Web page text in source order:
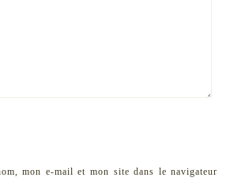
mon e-mail et mon site dans le navigateur